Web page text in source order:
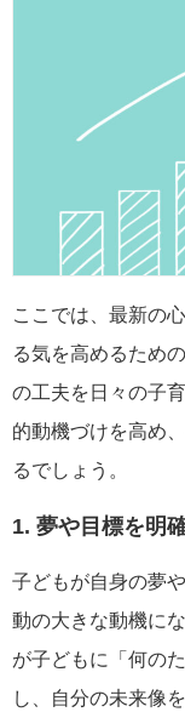
ここでは、最新の
る気を高めるため
の工夫を日々の子
的動機づけを高め
るでしょう。
1. 夢や目標を明
子どもが自身の夢
動の大きな動機に
が子どもに「何の
し、自分の未来像